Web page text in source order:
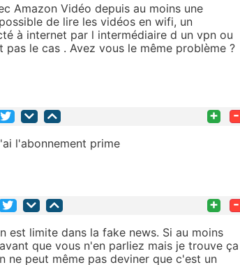
Amazon Vidéo depuis au moins une
de lire les vidéos en wifi, un
à internet par l intermédiaire d un vpn ou
le cas . Avez vous le même problème ?
+ -
l'abonnement prime
+ -
est limite dans la fake news. Si au moins
que vous n'en parliez mais je trouve ça
ne peut même pas deviner que c'est un